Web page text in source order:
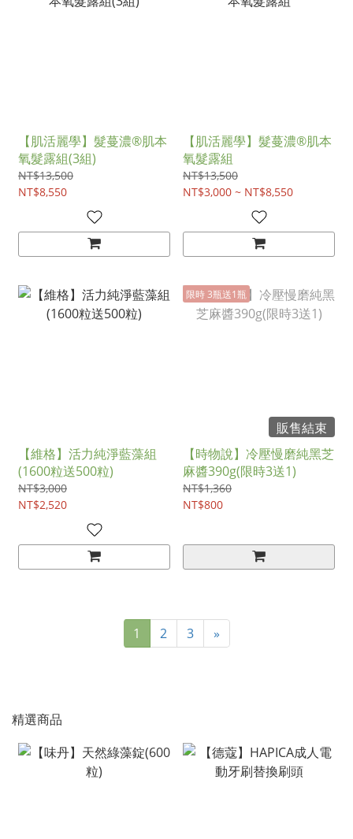
【肌活麗學】髮蔓濃®肌本
氧髮露組(3組)
NT$13,500
NT$8,550
【肌活麗學】髮蔓濃®肌本
氧髮露組
NT$13,500
NT$3,000 ~ NT$8,550
【維格】活力純淨藍藻組
(1600粒送500粒)
NT$3,000
NT$2,520
限時 3瓶送1瓶
販售結束
【時物說】冷壓慢磨純黑芝
麻醬390g(限時3送1)
NT$1,360
NT$800
1 2 3 »
精選商品